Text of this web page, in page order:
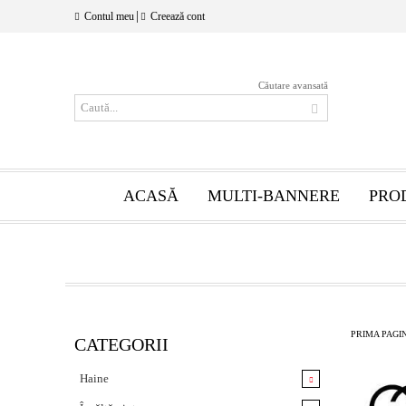
Contul meu Creează cont
Căutare avansată
ACASĂ MULTI-BANNERE
CATEGORII
Haine
PRIMA